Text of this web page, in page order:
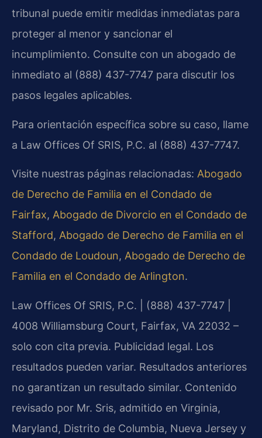
tribunal puede emitir medidas inmediatas para
proteger al menor y sancionar el
incumplimiento. Consulte con un abogado de
inmediato al (888) 437-7747 para discutir los
pasos legales aplicables.
Para orientación específica sobre su caso, llame
a Law Offices Of SRIS, P.C. al (888) 437-7747.
Visite nuestras páginas relacionadas: Abogado
de Derecho de Familia en el Condado de
Fairfax, Abogado de Divorcio en el Condado de
Stafford, Abogado de Derecho de Familia en el
Condado de Loudoun, Abogado de Derecho de
Familia en el Condado de Arlington.
Law Offices Of SRIS, P.C. | (888) 437-7747 |
4008 Williamsburg Court, Fairfax, VA 22032 –
solo con cita previa. Publicidad legal. Los
resultados pueden variar. Resultados anteriores
no garantizan un resultado similar. Contenido
revisado por Mr. Sris, admitido en Virginia,
Maryland, Distrito de Columbia, Nueva Jersey y